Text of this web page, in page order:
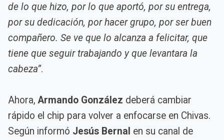
de lo que hizo, por lo que aportó, por su entrega,
por su dedicación, por hacer grupo, por ser buen
compañero. Se ve que lo alcanza a felicitar, que
tiene que seguir trabajando y que levantara la
cabeza”.
Ahora, Armando González deberá cambiar
rápido el chip para volver a enfocarse en Chivas.
Según informó Jesús Bernal en su canal de